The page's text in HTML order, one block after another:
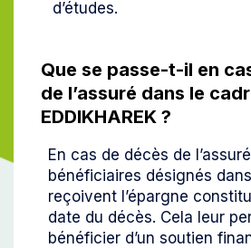
d’études.
Que se passe-t-il en
de l’assuré dans le
EDDIKHAREK ?
En cas de décès de
bénéficiaires désignés
reçoivent l’épargne
date du décès. Cela leur
bénéficier d’un soutien